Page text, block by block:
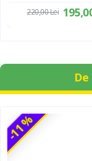
220,00 Lei
-11 %